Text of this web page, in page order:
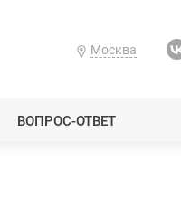
Москва
ВОПРОС-ОТВЕТ